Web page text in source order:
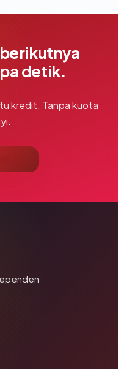
detik.
kredit. Tanpa kuota
→